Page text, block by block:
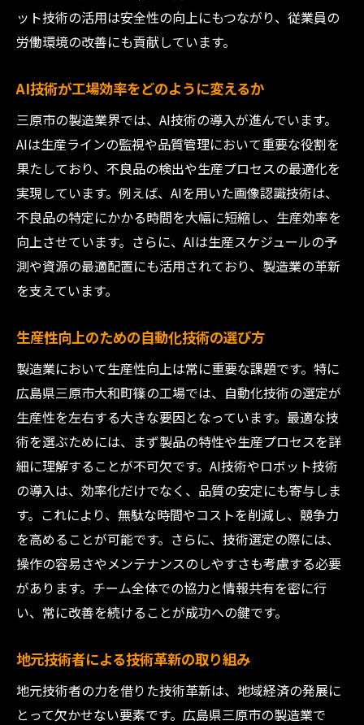
ット技術の活用は安全性の向上にもつながり、従業員の
労働環境の改善にも貢献しています。
AI技術が工場効率をどのように変えるか
三原市の製造業界では、AI技術の導入が進んでいます。
AIは生産ラインの監視や品質管理において重要な役割を
果たしており、不良品の検出や生産プロセスの最適化を
実現しています。例えば、AIを用いた画像認識技術は、
不良品の特定にかかる時間を大幅に短縮し、生産効率を
向上させています。さらに、AIは生産スケジュールの予
測や資源の最適配置にも活用されており、製造業の革新
を支えています。
生産性向上のための自動化技術の選び方
製造業において生産性向上は常に重要な課題です。特に
広島県三原市大和町篠の工場では、自動化技術の選定が
生産性を左右する大きな要因となっています。最適な技
術を選ぶためには、まず製品の特性や生産プロセスを詳
細に理解することが不可欠です。AI技術やロボット技術
の導入は、効率化だけでなく、品質の安定にも寄与しま
す。これにより、無駄な時間やコストを削減し、競争力
を高めることが可能です。さらに、技術選定の際には、
操作の容易さやメンテナンスのしやすさも考慮する必要
があります。チーム全体での協力と情報共有を密に行
い、常に改善を続けることが成功への鍵です。
地元技術者による技術革新の取り組み
地元技術者の力を借りた技術革新は、地域経済の発展に
とって欠かせない要素です。広島県三原市の製造業で